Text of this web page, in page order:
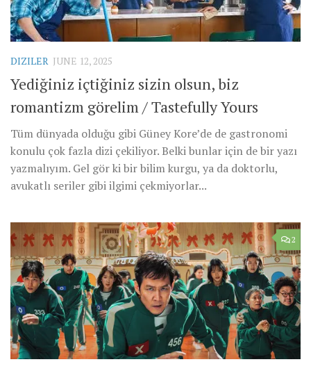
DIZILER JUNE 12, 2025
Yediğiniz içtiğiniz sizin olsun, biz
romantizm görelim / Tastefully Yours
Tüm dünyada olduğu gibi Güney Kore’de de gastronomi
konulu çok fazla dizi çekiliyor. Belki bunlar için de bir yazı
yazmalıyım. Gel gör ki bir bilim kurgu, ya da doktorlu,
avukatlı seriler gibi ilgimi çekmiyorlar...
2